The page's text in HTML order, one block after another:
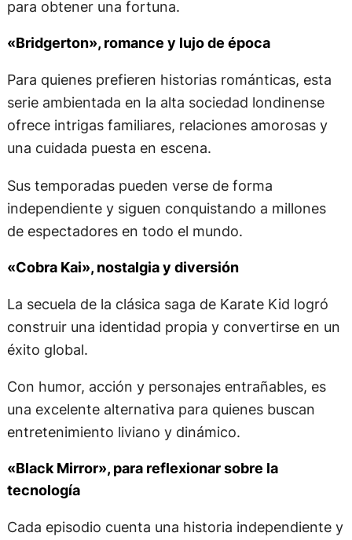
para obtener una fortuna.
«Bridgerton», romance y lujo de época
Para quienes prefieren historias románticas, esta
serie ambientada en la alta sociedad londinense
ofrece intrigas familiares, relaciones amorosas y
una cuidada puesta en escena.
Sus temporadas pueden verse de forma
independiente y siguen conquistando a millones
de espectadores en todo el mundo.
«Cobra Kai», nostalgia y diversión
La secuela de la clásica saga de Karate Kid logró
construir una identidad propia y convertirse en un
éxito global.
Con humor, acción y personajes entrañables, es
una excelente alternativa para quienes buscan
entretenimiento liviano y dinámico.
«Black Mirror», para reflexionar sobre la
tecnología
Cada episodio cuenta una historia independiente y